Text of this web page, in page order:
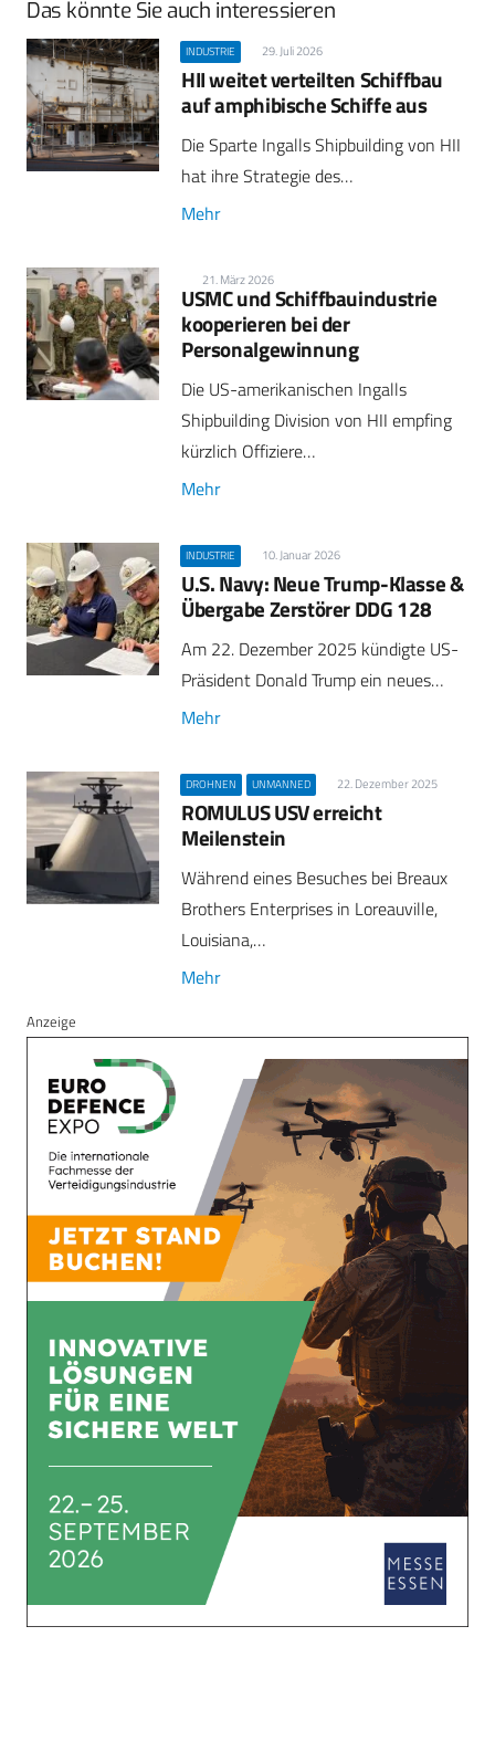
Das könnte Sie auch interessieren
INDUSTRIE 29. Juli 2026
HII weitet verteilten Schiffbau
auf amphibische Schiffe aus
Die Sparte Ingalls Shipbuilding von HII
hat ihre Strategie des…
Mehr
21. März 2026
USMC und Schiffbauindustrie
kooperieren bei der
Personalgewinnung
Die US-amerikanischen Ingalls
Shipbuilding Division von HII empfing
kürzlich Offiziere…
Mehr
INDUSTRIE 10. Januar 2026
U.S. Navy: Neue Trump-Klasse &
Übergabe Zerstörer DDG 128
Am 22. Dezember 2025 kündigte US-
Präsident Donald Trump ein neues…
Mehr
DROHNEN UNMANNED 22. Dezember 2025
ROMULUS USV erreicht
Meilenstein
Während eines Besuches bei Breaux
Brothers Enterprises in Loreauville,
Louisiana,…
Mehr
Anzeige